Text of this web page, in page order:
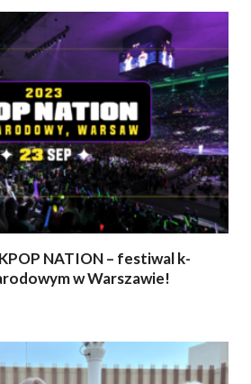
NATION – festiwal k-
w Warszawie!